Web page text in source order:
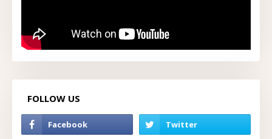
FOLLOW US